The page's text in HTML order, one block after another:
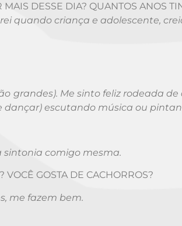
MAIS DESSE DIA? QUANTOS ANOS
quando criança e adolescente,
grandes). Me sinto feliz rodeada
dançar) escutando música ou
comigo mesma.
VOCÊ GOSTA DE CACHORROS?
me fazem bem.